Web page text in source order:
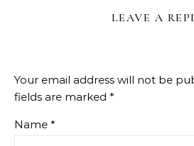
LEAVE A
Your email address will not be
fields are marked *
Name *